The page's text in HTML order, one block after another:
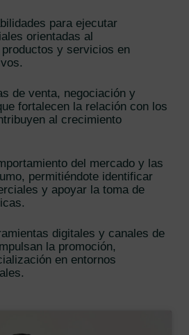
para ejecutar
orientadas al
y servicios en
de venta, negociación y
fortalecen la relación con los
al crecimiento
del mercado y las
permitiéndote identificar
y apoyar la toma de
digitales y canales de
la promoción,
en entornos